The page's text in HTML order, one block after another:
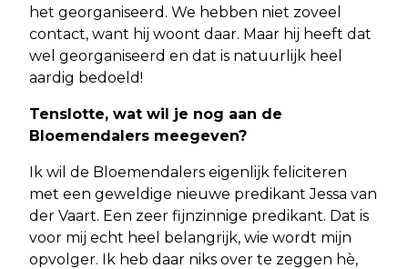
het georganiseerd. We hebben niet zoveel
contact, want hij woont daar. Maar hij heeft dat
wel georganiseerd en dat is natuurlijk heel
aardig bedoeld!
Tenslotte, wat wil je nog aan de
Bloemendalers meegeven?
Ik wil de Bloemendalers eigenlijk feliciteren
met een geweldige nieuwe predikant Jessa van
der Vaart. Een zeer fijnzinnige predikant. Dat is
voor mij echt heel belangrijk, wie wordt mijn
opvolger. Ik heb daar niks over te zeggen hè,